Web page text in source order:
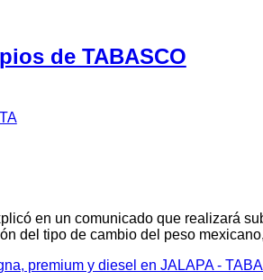
de TABASCO
en un comunicado que realizará
del tipo de cambio del peso
premium y diesel en JALAPA -